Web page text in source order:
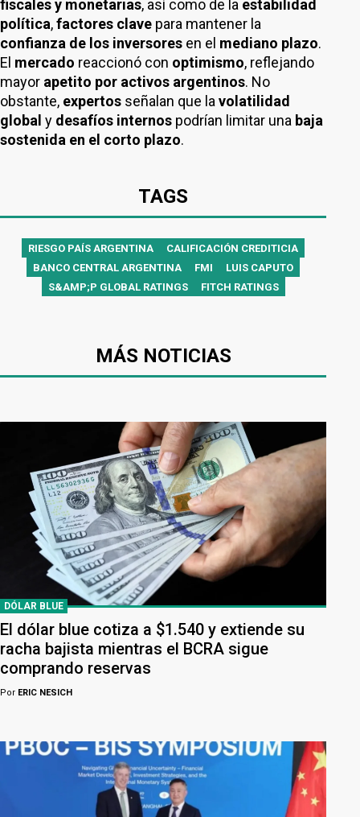
fiscales y monetarias, así como de la estabilidad
política,factores clave para mantener la
confianza de los inversores en el mediano plazo.
El mercado reaccionó con optimismo, reflejando
mayor apetito por activos argentinos. No
obstante, expertos señalan que la volatilidad
global y desafíos internos podrían limitar una baja
sostenida en el corto plazo.
TAGS
RIESGO PAÍS ARGENTINA
CALIFICACIÓN CREDITICIA
BANCO CENTRAL ARGENTINA
FMI
LUIS CAPUTO
S&AMP;P GLOBAL RATINGS
FITCH RATINGS
MÁS NOTICIAS
DÓLAR BLUE
El dólar blue cotiza a $1.540 y extiende su
racha bajista mientras el BCRA sigue
comprando reservas
Por ERIC NESICH